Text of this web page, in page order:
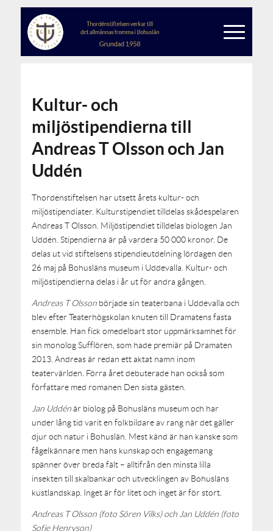
Kultur- och
miljöstipendierna till
Andreas T Olsson och Jan
Uddén
Thordénstiftelsen har utsett årets kultur- och
miljöstipendiater. Kulturstipendiet tilldelas skådespelaren
Andreas T Olsson. Miljöstipendiet tilldelas biologen Jan
Uddén. Stipendierna är på vardera 50 000 kronor. De
delas ut vid stiftelsens stipendieutdelning lördagen den
26 maj på Bohusläns museum i Uddevalla. Kultur- och
miljöstipendierna delas i år ut för andra gången.
Andreas T Olssonbörjade sin teaterbana i Uddevalla och
blev efter Teaterhögskolan knuten till Dramatens fasta
ensemble. Han fick omedelbart stor uppmärksamhet för
sin monolog Sufflören, som hade premiär på Dramaten
2013. Andreas är redan ett aktat namn inom
teatervärlden. Förra året debuterade han också som
författare med romanen Den sista gästen.
Jan Uddénär biolog på Bohusläns museum och har
under lång tid varit en folkbildare av rang när det gäller
djur och natur i Bohuslän. Mest känd är han kanske som
fågelkännare men hans kunskap och engagemang
spänner över breda fält – alltifrån den minsta lilla
insekten till skalbankar och utvecklingen av Bohusläns
kustlandskap. Inget är för litet och inget är för stort.
Andreas T Olsson (foto Sören Vilks) och Jan Uddén (foto
Sofie Henryson)